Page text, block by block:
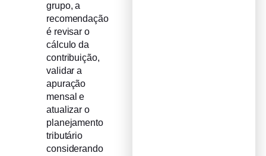
grupo, a
recomendação
é revisar o
cálculo da
contribuição,
validar a
apuração
mensal e
atualizar o
planejamento
tributário
considerando